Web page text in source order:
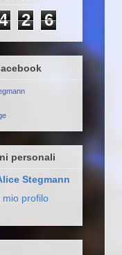
2
6
personali
Stegmann
mio profilo